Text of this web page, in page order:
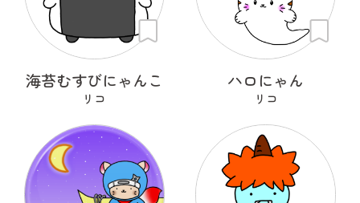
海苔むすびにゃんこ
リコ
ハロにゃん
リコ